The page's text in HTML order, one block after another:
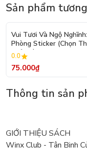
Sản phẩm
Vui Tươi Và Ngộ
Phòng Sticker (Chọn
Chủ Đề) - Hơn 250
0.0
75.000₫
Thông tin sản
GIỚI THIỆU SÁCH
Winx Club - Tân Binh